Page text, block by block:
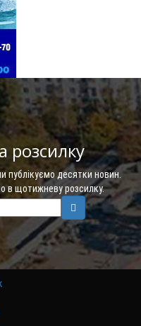
розсилку
публікуємо десятки новин.
в щотижневу розсилку.